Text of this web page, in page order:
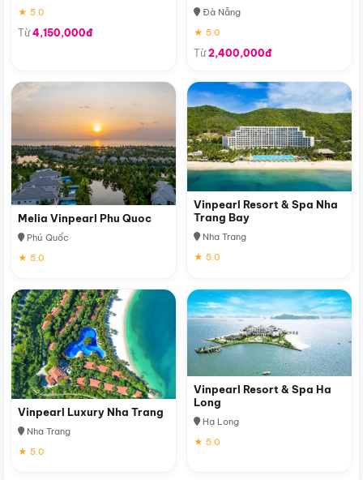
★ 5.0
Từ4,150,000đ
Đà Nẵng
★ 5.0
Từ2,400,000đ
Melia Vinpearl Phu Quoc
Phú Quốc
★ 5.0
Vinpearl Resort & Spa Nha
Trang Bay
Nha Trang
★ 5.0
Vinpearl Luxury Nha Trang
Nha Trang
★ 5.0
Vinpearl Resort & Spa Ha
Long
Hạ Long
★ 5.0